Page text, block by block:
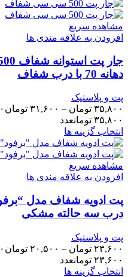
مشاهده سریع
افزودن به علاقه مندی ها
دهانه 70 با درب شفاف
پت و پلاستیک
۳۵,۸۰۰ تومان – ۳۱,۶۰۰ تومان
۳۵,۸۰۰ تومان
عدد
انتخاب گزینه ها
مشاهده سریع
افزودن به علاقه مندی ها
درب سه حالته مشکی
پت و پلاستیک
۲۳,۶۰۰ تومان – ۲۰,۵۰۰ تومان
۲۳,۶۰۰ تومان
عدد
انتخاب گزینه ها